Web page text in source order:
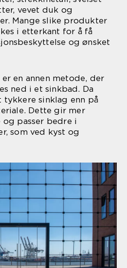
vevet duk og
Mange slike produkter
i etterkant for å få
og ønsket
en annen metode, der
ned i et sinkbad. Da
sinklag enn på
Dette gir mer
passer bedre i
som ved kyst og